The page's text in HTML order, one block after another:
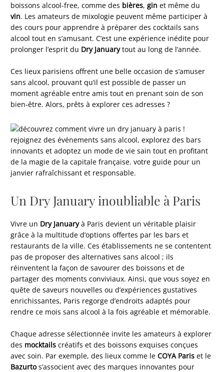
boissons alcool-free, comme des bières,gin et même du
vin. Les amateurs de mixologie peuvent même participer à
des cours pour apprendre à préparer des cocktails sans
alcool tout en s’amusant. C’est une expérience inédite pour
prolonger l’esprit du Dry Januarytout au long de l’année.
Ces lieux parisiens offrent une belle occasion de s’amuser
sans alcool, prouvant qu’il est possible de passer un
moment agréable entre amis tout en prenant soin de son
bien-être. Alors, prêts à explorer ces adresses ?
Un Dry January inoubliable à Paris
Vivre un Dry Januaryà Paris devient un véritable plaisir
grâce à la multitude d’options offertes par les bars et
restaurants de la ville. Ces établissements ne se contentent
pas de proposer des alternatives sans alcool ; ils
réinventent la façon de savourer des boissons et de
partager des moments conviviaux. Ainsi, que vous soyez en
quête de saveurs nouvelles ou d’expériences gustatives
enrichissantes, Paris regorge d’endroits adaptés pour
rendre ce mois sans alcool à la fois agréable et mémorable.
Chaque adresse sélectionnée invite les amateurs à explorer
des mocktails créatifs et des boissons exquises conçues
avec soin. Par exemple, des lieux comme leCOYA Paris et le
Bazurtos’associent avec des marques innovantes pour